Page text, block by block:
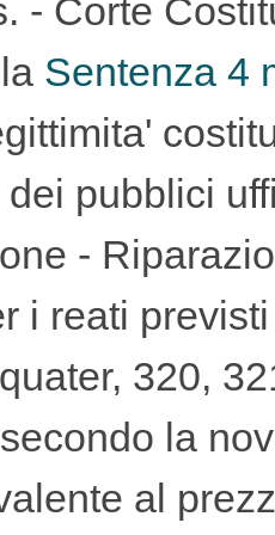
- Corte
Sentenza 4
pubblici
-
i reati
320,
la
al